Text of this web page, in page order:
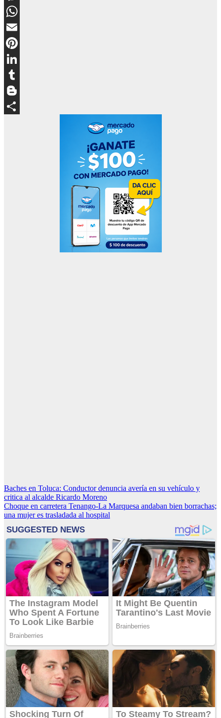
Messenger
WhatsApp
Email
Pinterest
LinkedIn
Tumblr
Blogger
Navegación
de
entradas
Baches en Toluca: Conductor denuncia avería en su vehículo y
critica al alcalde Ricardo Moreno
Choque en carretera Tenango-La Marquesa andaban bien borrachas;
una mujer es trasladada al hospital